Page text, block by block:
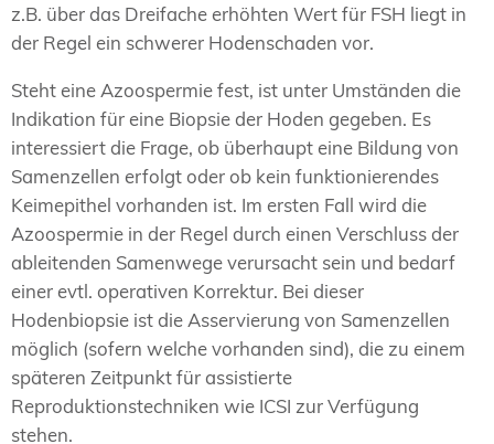
z.B. über das Dreifache erhöhten Wert für FSH liegt in
der Regel ein schwerer Hodenschaden vor.
Steht eine Azoospermie fest, ist unter Umständen die
Indikation für eine Biopsie der Hoden gegeben. Es
interessiert die Frage, ob überhaupt eine Bildung von
Samenzellen erfolgt oder ob kein funktionierendes
Keimepithel vorhanden ist. Im ersten Fall wird die
Azoospermie in der Regel durch einen Verschluss der
ableitenden Samenwege verursacht sein und bedarf
einer evtl. operativen Korrektur. Bei dieser
Hodenbiopsie ist die Asservierung von Samenzellen
möglich (sofern welche vorhanden sind), die zu einem
späteren Zeitpunkt für assistierte
Reproduktionstechniken wie ICSI zur Verfügung
stehen.